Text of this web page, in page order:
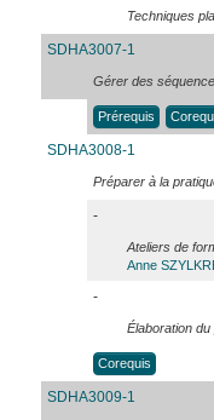
Techniques
SDHA3007-1
Gérer des
Prérequis
SDHA3008-1
Préparer à la
-
Ateliers de
Anne
-
Élaboration
Corequis
SDHA3009-1